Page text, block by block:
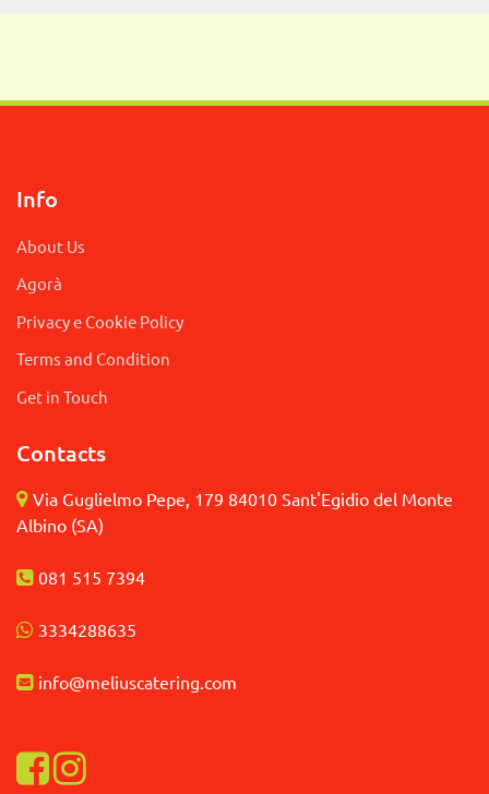
Info
About Us
Agorà
Privacy e Cookie Policy
Terms and Condition
Get in Touch
Contacts
Via Guglielmo Pepe, 179 84010 Sant'Egidio del Monte
Albino (SA)
081 515 7394
3334288635
info@meliuscatering. com
Visualizza la nostra pagina Facebook
Visualizza il nostro profilo Instagram